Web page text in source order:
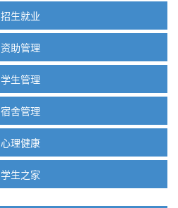
招生就业
资助管理
学生管理
宿舍管理
心理健康
学生之家